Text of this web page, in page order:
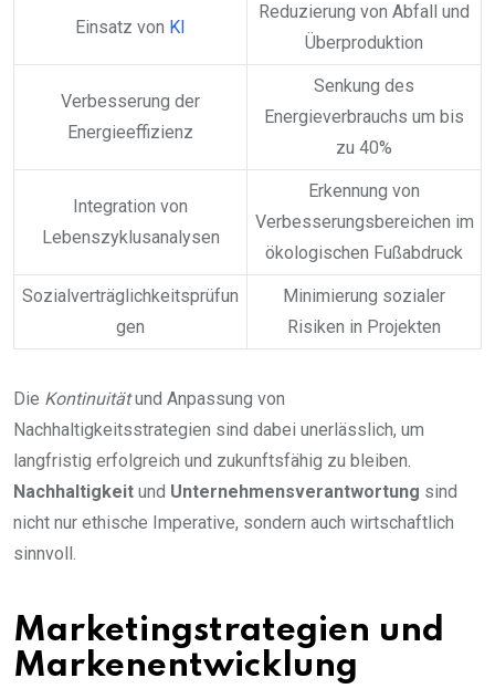
Einsatz von KI
Reduzierung von Abfall und
Überproduktion
Verbesserung der
Energieeffizienz
Senkung des
Energieverbrauchs um bis
zu 40%
Integration von
Lebenszyklusanalysen
Erkennung von
Verbesserungsbereichen im
ökologischen Fußabdruck
Sozialverträglichkeitsprüfun
gen
Minimierung sozialer
Risiken in Projekten
Die Kontinuitätund Anpassung von
Nachhaltigkeitsstrategien sind dabei unerlässlich, um
langfristig erfolgreich und zukunftsfähig zu bleiben.
Nachhaltigkeit und Unternehmensverantwortung sind
nicht nur ethische Imperative, sondern auch wirtschaftlich
sinnvoll.
Marketingstrategien und
Markenentwicklung